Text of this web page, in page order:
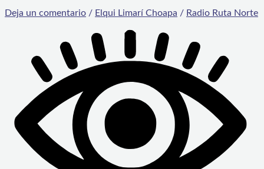
Deja un comentario / Elqui Limarí Choapa / Radio Ruta Norte